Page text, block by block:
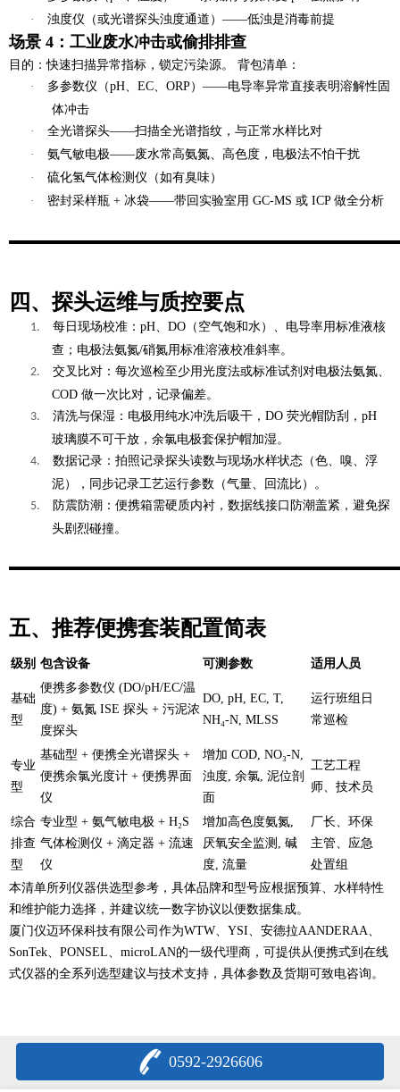
·
浊度仪（或光谱探头浊度通道）——低浊是消毒前提
场景 4：工业废水冲击或偷排排查
目的 ：快速扫描异常指标，锁定污染源。 背包清单 ：
·
多参数仪（pH、EC、ORP）——电导率异常直接表明溶解性固
体冲击
·
全光谱探头——扫描全光谱指纹，与正常水样比对
·
氨气敏电极——废水常高氨氮、高色度，电极法不怕干扰
·
硫化氢气体检测仪（如有臭味）
·
密封采样瓶 + 冰袋——带回实验室用 GC-MS 或 ICP 做全分析
四、探头运维与质控要点
1. 每日现场校准 ：pH、DO（空气饱和水）、电导率用标准液核
查；电极法氨氮/硝氮用标准溶液校准斜率。
2.
交叉比对 ：每次巡检至少用光度法或标准试剂对电极法氨氮、
COD 做一次比对，记录偏差。
3.
清洗与保湿 ：电极用纯水冲洗后吸干，DO 荧光帽防刮，pH
玻璃膜不可干放，余氯电极套保护帽加湿。
4.
数据记录 ：拍照记录探头读数与现场水样状态（色、嗅、浮
泥），同步记录工艺运行参数（气量、回流比）。
5.
防震防潮 ：便携箱需硬质内衬，数据线接口防潮盖紧，避免探
头剧烈碰撞。
五、推荐便携套装配置简表
级别 包含设备 可测参数 适用人员
基础
型
便携多参数仪 (DO/pH/EC/温
度) + 氨氮 ISE 探头 + 污泥浓
度探头
DO, pH, EC, T,
NH₄-N, MLSS
运行班组日
常巡检
专业
型
基础型 + 便携全光谱探头 +
便携余氯光度计 + 便携界面
仪
增加 COD, NO₃-N,
浊度, 余氯, 泥位剖
面
工艺工程
师、技术员
综合
排查
型
专业型 + 氨气敏电极 + H₂S
气体检测仪 + 滴定器 + 流速
仪
增加高色度氨氮,
厌氧安全监测, 碱
度, 流量
厂长、环保
主管、应急
处置组
本清单所列仪器供选型参考，具体品牌和型号应根据预算、水样特性
和维护能力选择，并建议统一数字协议以便数据集成。
厦门仪迈环保科技有限公司作为WTW、YSI、安德拉AANDERAA、
SonTek、PONSEL、microLAN的一级代理商，可提供从便携式到在线
式仪器的全系列选型建议与技术支持，具体参数及货期可致电咨询。
0592-2926606